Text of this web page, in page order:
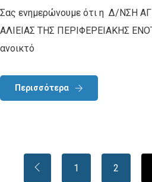
Σας ενημερώνουμε ότι η Δ/ΝΣΗ
ΑΛΙΕΙΑΣ ΤΗΣ ΠΕΡΙΦΕΡΕΙΑΚΗΣ
ανοικτό
Περισσότερα
1 2